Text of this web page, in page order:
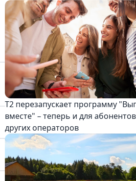
Т2 перезапускает программу
вместе" – теперь и для абонентов
других операторов